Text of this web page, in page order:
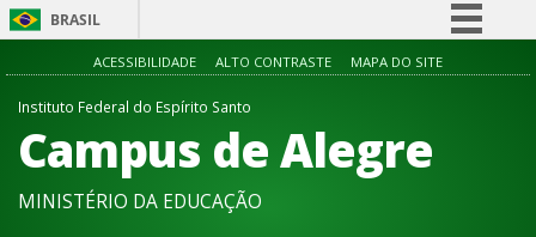
BRASIL
Simplifique!
Acesso à informação
ACESSIBILIDADE ALTO CONTRASTE MAPA DO SITE
Instituto Federal do Espírito Santo
Campus de Alegre
MINISTÉRIO DA EDUCAÇÃO